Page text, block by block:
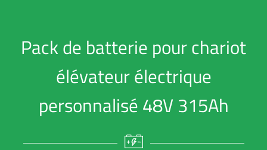
Pack de batterie pour chariot
élévateur électrique
personnalisé 48V 315Ah